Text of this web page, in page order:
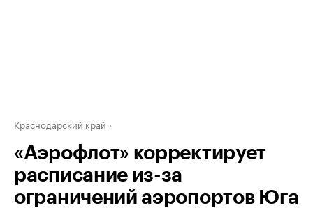
Краснодарский край
«Аэрофлот» корректирует
расписание из-за
ограничений аэропортов Юга